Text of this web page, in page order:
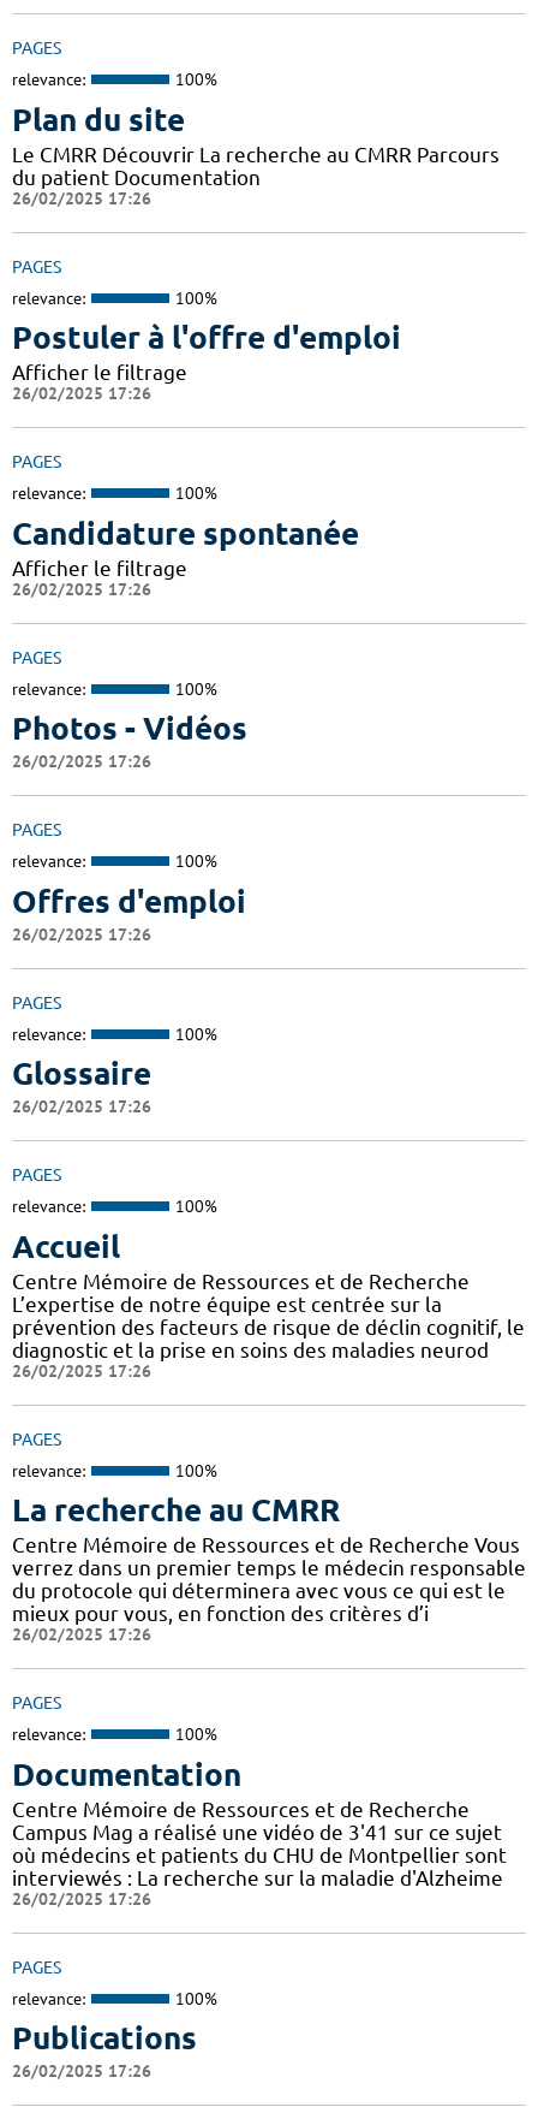
PAGES
relevance: 100%
Plan du site
Le CMRR Découvrir La recherche au CMRR Parcours
du patient Documentation
26/02/2025 17:26
PAGES
relevance: 100%
Postuler à l'offre d'emploi
Afficher le filtrage
26/02/2025 17:26
PAGES
relevance: 100%
Candidature spontanée
Afficher le filtrage
26/02/2025 17:26
PAGES
relevance: 100%
Photos - Vidéos
26/02/2025 17:26
PAGES
relevance: 100%
Offres d'emploi
26/02/2025 17:26
PAGES
relevance: 100%
Glossaire
26/02/2025 17:26
PAGES
relevance: 100%
Accueil
Centre Mémoire de Ressources et de Recherche
L’expertise de notre équipe est centrée sur la
prévention des facteurs de risque de déclin cognitif, le
diagnostic et la prise en soins des maladies neurod
26/02/2025 17:26
PAGES
relevance: 100%
La recherche au CMRR
Centre Mémoire de Ressources et de Recherche Vous
verrez dans un premier temps le médecin responsable
du protocole qui déterminera avec vous ce qui est le
mieux pour vous, en fonction des critères d’i
26/02/2025 17:26
PAGES
relevance: 100%
Documentation
Centre Mémoire de Ressources et de Recherche
Campus Mag a réalisé une vidéo de 3'41 sur ce sujet
où médecins et patients du CHU de Montpellier sont
interviewés : La recherche sur la maladie d'Alzheime
26/02/2025 17:26
PAGES
relevance: 100%
Publications
26/02/2025 17:26